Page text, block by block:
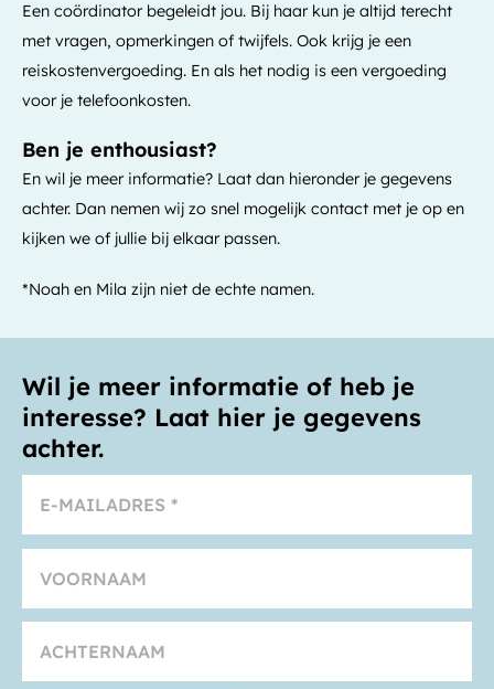
Een coördinator begeleidt jou. Bij haar kun je altijd terecht
met vragen, opmerkingen of twijfels. Ook krijg je een
reiskostenvergoeding. En als het nodig is een vergoeding
voor je telefoonkosten.
Ben je enthousiast?
En wil je meer informatie? Laat dan hieronder je gegevens
achter. Dan nemen wij zo snel mogelijk contact met je op en
kijken we of jullie bij elkaar passen.
*Noah en Mila zijn niet de echte namen.
Wil je meer informatie of heb je
interesse? Laat hier je gegevens
achter.